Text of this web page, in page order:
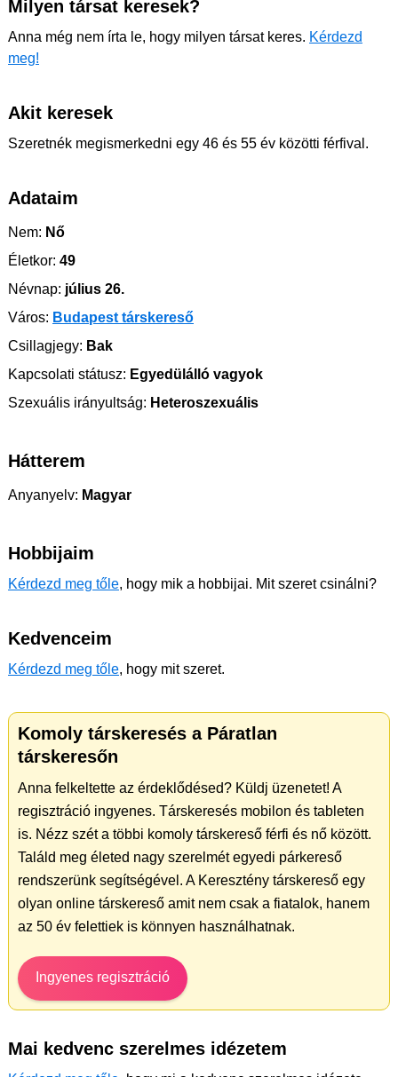
Milyen társat keresek?
Anna még nem írta le, hogy milyen társat keres. Kérdezd
meg!
Akit keresek
Szeretnék megismerkedni egy 46 és 55 év közötti férfival.
Adataim
Nem: Nő
Életkor: 49
Névnap: július 26.
Város: Budapest társkereső
Csillagjegy: Bak
Kapcsolati státusz: Egyedülálló vagyok
Szexuális irányultság: Heteroszexuális
Hátterem
Anyanyelv: Magyar
Hobbijaim
Kérdezd meg tőle, hogy mik a hobbijai. Mit szeret csinálni?
Kedvenceim
Kérdezd meg tőle, hogy mit szeret.
Komoly társkeresés a Páratlan
társkeresőn
Anna felkeltette az érdeklődésed? Küldj üzenetet! A
regisztráció ingyenes. Társkeresés mobilon és tableten
is. Nézz szét a többi komoly társkereső férfi és nő között.
Találd meg életed nagy szerelmét egyedi párkereső
rendszerünk segítségével. A Keresztény társkereső egy
olyan online társkereső amit nem csak a fiatalok, hanem
az 50 év felettiek is könnyen használhatnak.
Ingyenes regisztráció
Mai kedvenc szerelmes idézetem